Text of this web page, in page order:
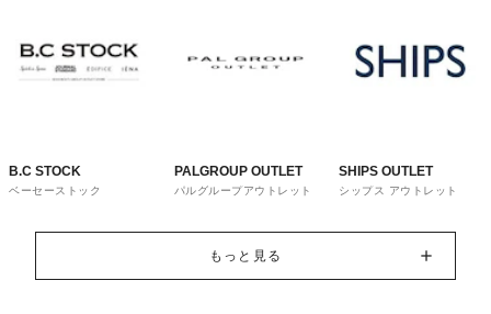
B.C STOCK
ベーセーストック
PALGROUP OUTLET
パルグループアウトレット
SHIPS OUTLET
シップス アウトレット
もっと見る